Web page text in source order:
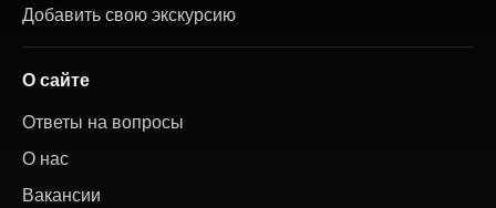
Добавить свою экскурсию
О сайте
Ответы на вопросы
О нас
Вакансии